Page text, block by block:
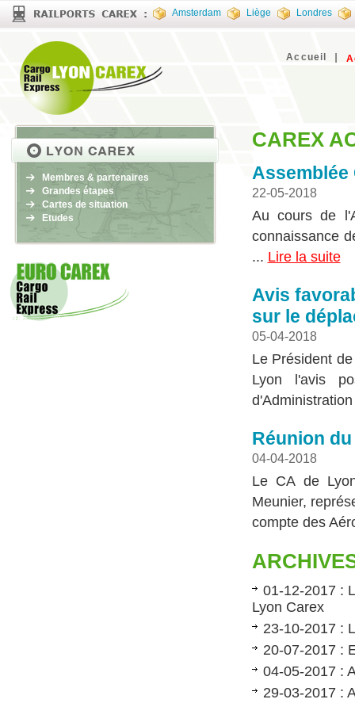
Amsterdam Liège Londres
Accueil
CAREX
Assemblée
22-05-2018
Au cours de
connaissance
... Lire la suite
Avis
sur le
05-04-2018
Le Président
Lyon l'avis
Réunion
04-04-2018
Le CA de
Meunier,
compte des
01-12-2017 :
Lyon Carex
23-10-2017 :
20-07-2017 :
04-05-2017 :
29-03-2017 :
Membres & partenaires
Grandes étapes
Cartes de situation
Etudes